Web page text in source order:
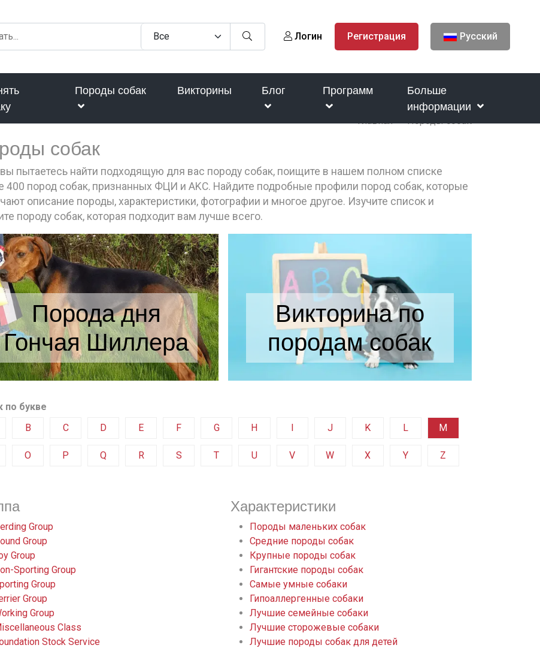
Логин Регистрация Русский
Породы собак Викторины Блог Программ
Больше
информации
Главная Породы собак
собак
пытаетесь найти подходящую для вас породу собак, поищите в нашем полном списке
400 пород собак, признанных ФЦИ и AKC. Найдите подробные профили пород собак, которые
описание породы, характеристики, фотографии и многое другое. Изучите список и
породу собак, которая подходит вам лучше всего.
Порода дня
Гончая Шиллера
Викторина по
породам собак
по букве
B C D E F G H I J K L M
O P Q R S T U V W X Y Z
Group
Group
Group
Sporting Group
Group
Group
Group
Class
Stock Service
Характеристики
Породы маленьких собак
Средние породы собак
Крупные породы собак
Гигантские породы собак
Самые умные собаки
Гипоаллергенные собаки
Лучшие семейные собаки
Лучшие сторожевые собаки
Лучшие породы собак для детей